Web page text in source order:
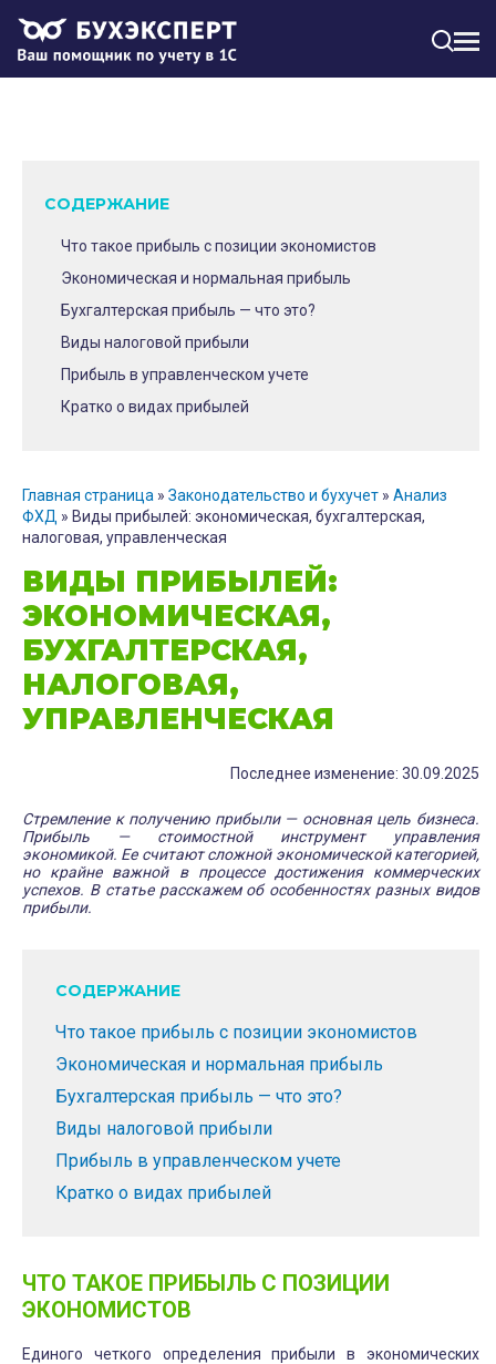
Главная страница » Законодательство и бухучет » Анализ
ФХД » Виды прибылей: экономическая, бухгалтерская,
налоговая, управленческая
ВИДЫ ПРИБЫЛЕЙ:
ЭКОНОМИЧЕСКАЯ,
БУХГАЛТЕРСКАЯ,
НАЛОГОВАЯ,
УПРАВЛЕНЧЕСКАЯ
Последнее изменение: 30.09.2025
Стремление к получению прибыли — основная цель бизнеса.
Прибыль — стоимостной инструмент управления
экономикой. Ее считают сложной экономической категорией,
но крайне важной в процессе достижения коммерческих
успехов. В статье расскажем об особенностях разных видов
прибыли.
СОДЕРЖАНИЕ
Что такое прибыль с позиции экономистов
Экономическая и нормальная прибыль
Бухгалтерская прибыль — что это?
Виды налоговой прибыли
Прибыль в управленческом учете
Кратко о видах прибылей
ЧТО ТАКОЕ ПРИБЫЛЬ С ПОЗИЦИИ
ЭКОНОМИСТОВ
Единого четкого определения прибыли в экономических
СОДЕРЖАНИЕ
Что такое прибыль с позиции экономистов
Экономическая и нормальная прибыль
Бухгалтерская прибыль — что это?
Виды налоговой прибыли
Прибыль в управленческом учете
Кратко о видах прибылей